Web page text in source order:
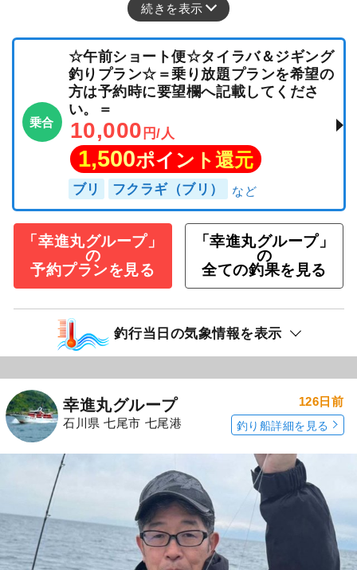
続きを表示
乗合
☆午前ショート便☆タイラバ＆ジギング
釣りプラン☆＝乗り放題プランを希望の
方は予約時に要望欄へ記載してくださ
い。＝
10,000 円/人
1,500ポイント還元
ブリ フクラギ（ブリ）
「幸進丸グループ」
の
予約プランを見る
「幸進丸グループ」
の
全ての釣果を見る
釣行当日の気象情報を表示
幸進丸グループ
石川県 七尾市 七尾港
126日前
釣り船詳細を見る